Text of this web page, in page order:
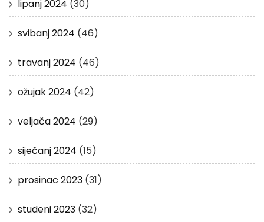
lipanj 2024 (30)
svibanj 2024 (46)
travanj 2024 (46)
ožujak 2024 (42)
veljača 2024 (29)
siječanj 2024 (15)
prosinac 2023 (31)
studeni 2023 (32)